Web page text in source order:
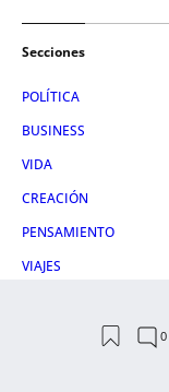
Secciones
POLÍTICA
BUSINESS
VIDA
CREACIÓN
PENSAMIENTO
VIAJES
GASTRONOMÍA